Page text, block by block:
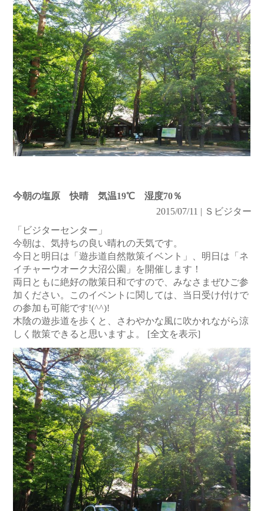
今朝の塩原 快晴 気温19℃ 湿度70％
2015/07/11 | Ｓビジター
「ビジターセンター」
今朝は、気持ちの良い晴れの天気です。
今日と明日は「遊歩道自然散策イベント」、明日は「ネ
イチャーウオーク大沼公園」を開催します！
両日ともに絶好の散策日和ですので、みなさまぜひご参
加ください。このイベントに関しては、当日受け付けで
の参加も可能です!(^^)!
木陰の遊歩道を歩くと、さわやかな風に吹かれながら涼
しく散策できると思いますよ。 [全文を表示]